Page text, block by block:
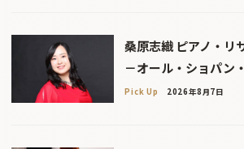
桑原志織 ピアノ・リ
－オール・ショパン
Pick Up 2026年8月7日